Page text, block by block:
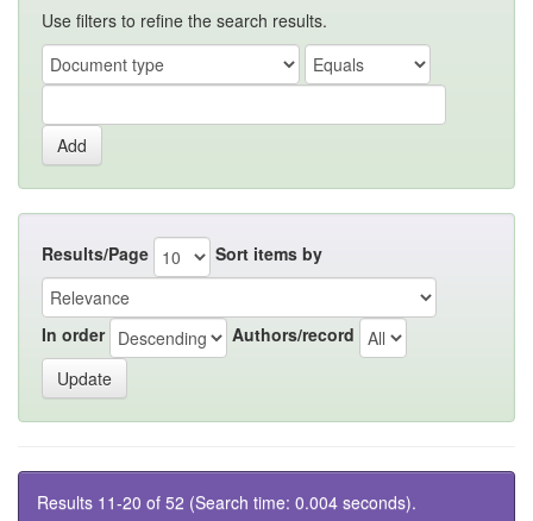
Use filters to refine the search results.
Results/Page Sort items by
In order Authors/record
Results 11-20 of 52 (Search time: 0.004 seconds).